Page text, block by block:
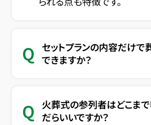
Q
セットプランの内容だけで
できますか？
Q
火葬式の参列者はどこま
だらいいですか？